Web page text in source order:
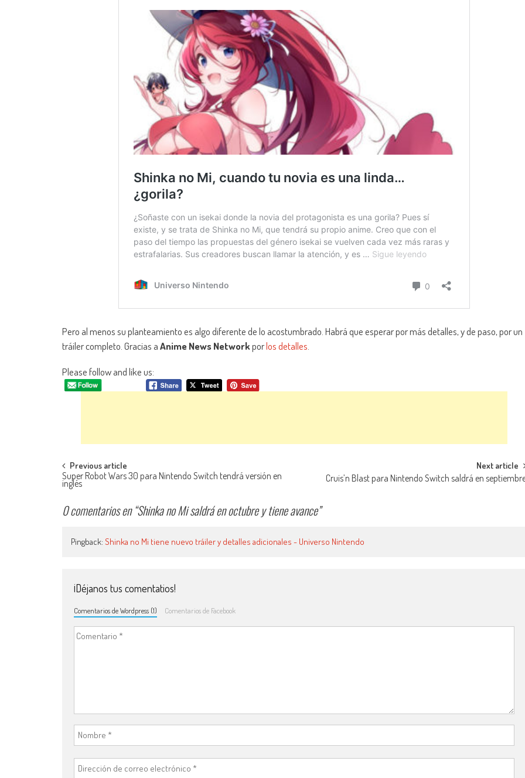
Pero al menos su planteamiento es algo diferente de lo acostumbrado. Habrá que esperar por más detalles, y de paso, por un
tráiler completo. Gracias aAnime News Networkporlos detalles.
Please follow and like us:
Navegación de entradas
Previous article
Super Robot Wars 30 para Nintendo Switch tendrá versión en
inglés
Next article
Cruis’n Blast para Nintendo Switch saldrá en
0 comentarios en “Shinka no Mi saldrá en octubre y tiene avance”
Pingback: Shinka no Mi tiene nuevo tráiler y detalles adicionales - Universo Nintendo
¡Déjanos tus comentatios!
Comentarios de Wordpress (1) Comentarios de Facebook